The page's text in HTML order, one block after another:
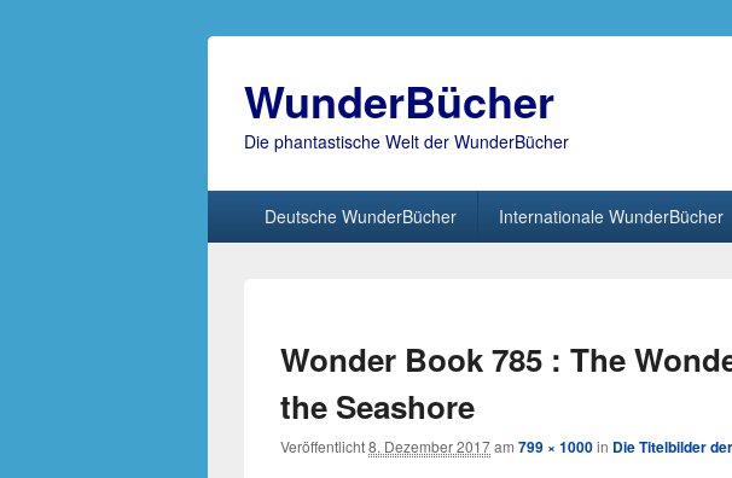
WunderBücher
Die phantastische Welt der WunderBücher
Deutsche WunderBücher Internationale WunderBücher
Wonder Book 785 : The
the Seashore
Veröffentlicht8. Dezember 2017am 799 × 1000in Die Titelbilder